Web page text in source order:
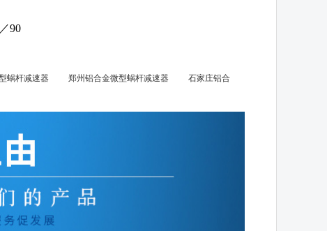
90
蜗杆减速器 郑州铝合金微型蜗杆减速器
石家庄铝合